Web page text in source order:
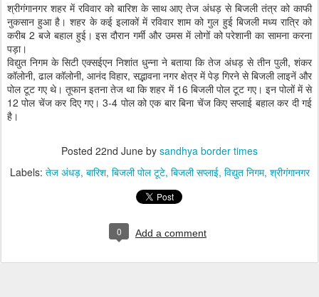
श्रीगंगानगर शहर में रविवार को बारिश के साथ आए तेज अंधड़ से बिजली तंत्र को काफी
नुकसान हुआ है। शहर के कई इलाकों में रविवार शाम को गुल हुई बिजली मध्य रात्रि को
करीब 2 बजे बहाल हुई। इस दौरान गर्मी और उमस में लोगों को परेशानी का सामना करना
पड़ा।
विद्युत निगम के सिटी एक्सईएन निशांत धुन्ना ने बताया कि तेज अंधड़ से तीन पुली, शंकर
कॉलोनी, ढाल कॉलोनी, आनंद विहार, सद्भावना नगर क्षेत्र में पेड़ गिरने से बिजली लाइनें और
पोल टूट गए थे। तूफान इतना तेज था कि शहर में 16 बिजली पोल टूट गए। इन पोलों में से
12 पोल चेंज कर दिए गए। 3-4 पोल को एक बार बिना चेंज किए सप्लाई बहाल कर दी गई
है।
Posted 22nd June by sandhya border times
Labels: तेज अंधड़ बारिश बिजली पोल टूटे बिजली सप्लाई विद्युत निगम श्रीगंगानगर
0 Add a comment